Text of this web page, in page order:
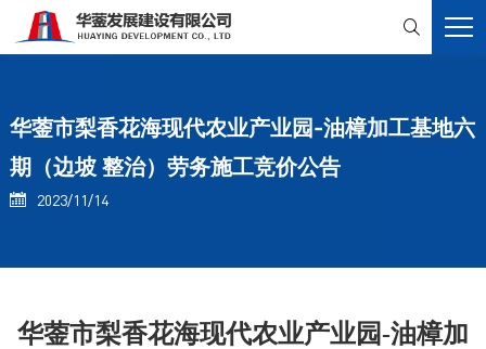

华蓥市梨香花海现代农业产业园-油樟加工基地六
期（边坡 整治）劳务施工竞价公告
 2023/11/14
华蓥市梨香花海现代农业产业园-油樟加